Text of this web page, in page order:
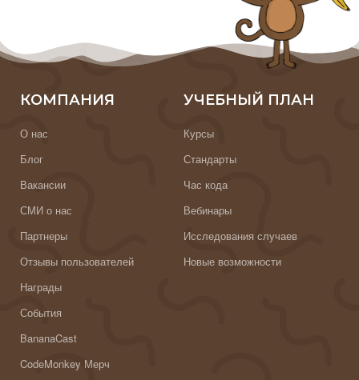
КОМПАНИЯ
О нас
Блог
Вакансии
СМИ о нас
Партнеры
Отзывы пользователей
Награды
События
BananaCast
CodeMonkey Мерч
УЧЕБНЫЙ ПЛАН
Курсы
Стандарты
Час кода
Вебинары
Исследования случаев
Новые возможности